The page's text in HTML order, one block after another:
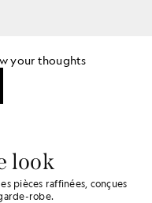
look
pièces raffinées, conçues
robe.